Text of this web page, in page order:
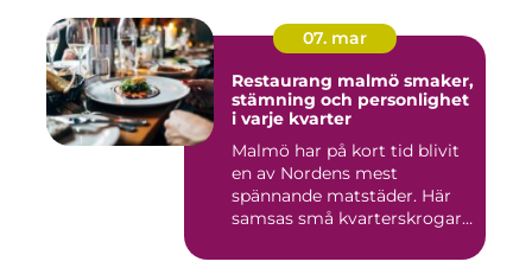
07. mar
Restaurang malmö smaker,
stämning och personlighet
i varje kvarter
Malmö har på kort tid blivit
en av Nordens mest
spännande matstäder. Här
samsas små kvarterskrogar